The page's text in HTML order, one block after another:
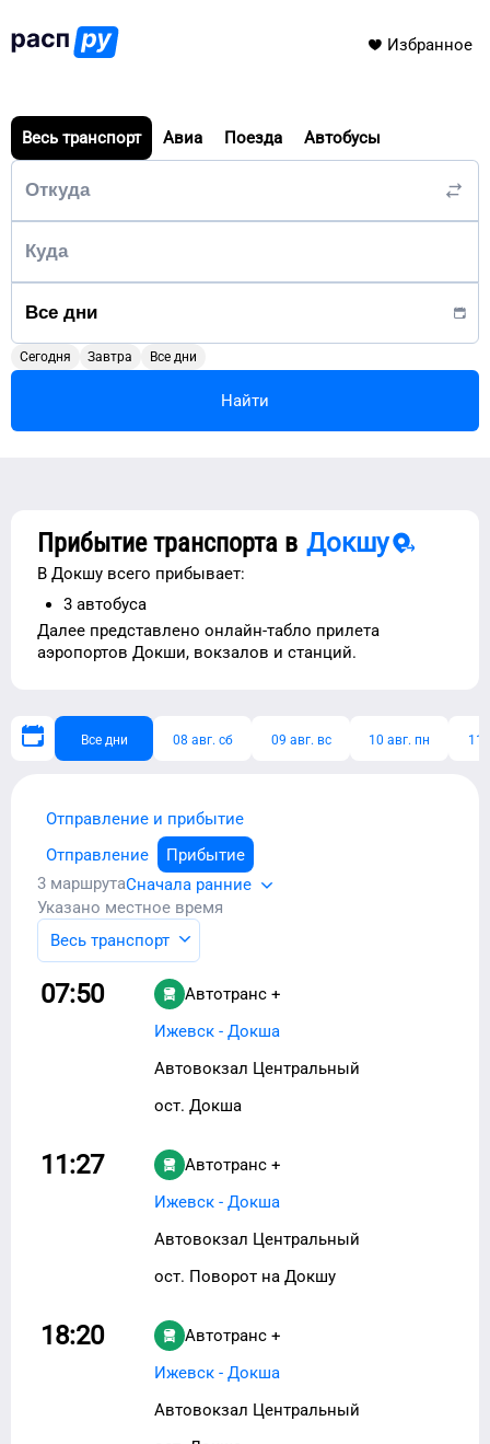
Избранное
Весь транспорт Авиа Поезда Автобусы
Сегодня Завтра Все дни
Найти
Прибытие транспорта в Докшу
В Докшу всего прибывает:
3 автобуса
Далее представлено онлайн-табло прилета
аэропортов Докши, вокзалов и станций.
Все дни 08 авг. сб 09 авг. вс 10 авг. пн 11
Отправление и прибытие
Отправление
Прибытие
3 маршрутаСначала ранние
Указано местное время
Весь транспорт
07:50
Автотранс +
Ижевск - Докша
Автовокзал Центральный
ост. Докша
11:27
Автотранс +
Ижевск - Докша
Автовокзал Центральный
ост. Поворот на Докшу
18:20
Автотранс +
Ижевск - Докша
Автовокзал Центральный